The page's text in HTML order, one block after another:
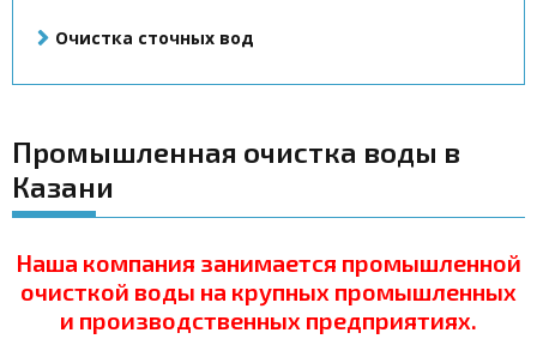
Очистка сточных вод
Промышленная очистка воды в
Казани
Наша компания занимается промышленной
очисткой воды на крупных промышленных
и производственных предприятиях.